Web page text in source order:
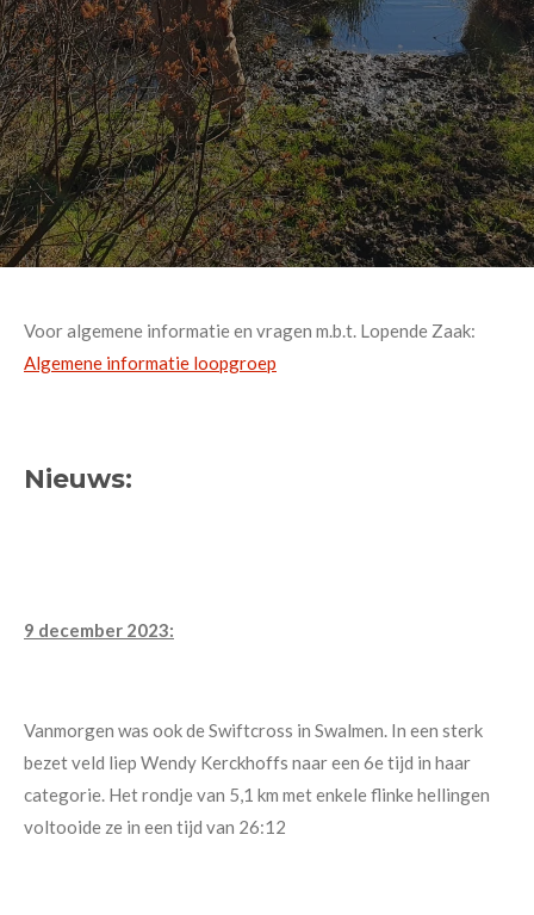
Voor algemene informatie en vragen m.b.t. Lopende Zaak:
Algemene informatie loopgroep
Nieuws:
9 december 2023:
Vanmorgen was ook de Swiftcross in Swalmen. In een sterk
bezet veld liep Wendy Kerckhoffs naar een 6e tijd in haar
categorie. Het rondje van 5,1 km met enkele flinke hellingen
voltooide ze in een tijd van 26:12